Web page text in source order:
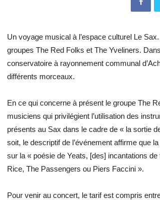
Un voyage musical à l’espace culturel Le
groupes The Red Folks et The Yveliners.
conservatoire à rayonnement communal
différents ­morceaux.
En ce qui concerne à présent le groupe The
musiciens qui privilégient l’utilisation des
présents au Sax dans le cadre de « la sortie
soit, le descriptif de l’événement affirme que
sur la « poésie de Yeats, [des] incantations
Rice, The Passengers ou Piers ­Faccini ».
Pour venir au concert, le tarif est compris